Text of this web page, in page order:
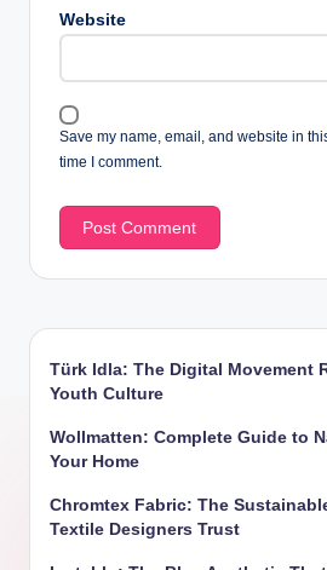
Website
Save my name, email, and website in
time I comment.
Türk Idla: The Digital Movement
Youth Culture
Wollmatten: Complete Guide to
Your Home
Chromtex Fabric: The
Textile Designers Trust